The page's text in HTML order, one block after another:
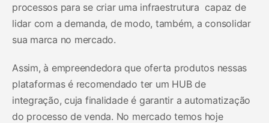
processos para se criar uma infraestrutura capaz de
lidar com a demanda, de modo, também, a consolidar
sua marca no mercado.
Assim, à empreendedora que oferta produtos nessas
plataformas é recomendado ter um HUB de
integração, cuja finalidade é garantir a automatização
do processo de venda. No mercado temos hoje